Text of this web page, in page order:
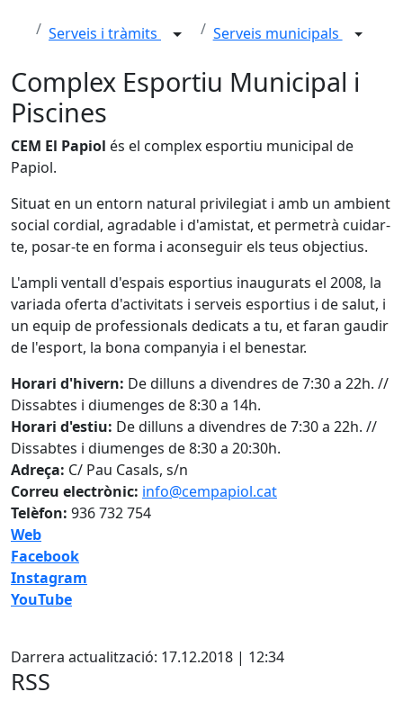
Serveis i tràmits Serveis municipals
Complex Esportiu Municipal i
Piscines
CEM El Papiol és el complex esportiu municipal de
Papiol.
Situat en un entorn natural privilegiat i amb un ambient
social cordial, agradable i d'amistat, et permetrà cuidar-
te, posar-te en forma i aconseguir els teus objectius.
L'ampli ventall d'espais esportius inaugurats el 2008, la
variada oferta d'activitats i serveis esportius i de salut, i
un equip de professionals dedicats a tu, et faran gaudir
de l'esport, la bona companyia i el benestar.
Horari d'hivern: De dilluns a divendres de 7:30 a 22h. //
Dissabtes i diumenges de 8:30 a 14h.
Horari d'estiu: De dilluns a divendres de 7:30 a 22h. //
Dissabtes i diumenges de 8:30 a 20:30h.
Adreça: C/ Pau Casals, s/n
Correu electrònic: info@cempapiol.cat
Telèfon: 936 732 754
Web
Facebook
Instagram
YouTube
Darrera actualització: 17.12.2018 | 12:34
RSS